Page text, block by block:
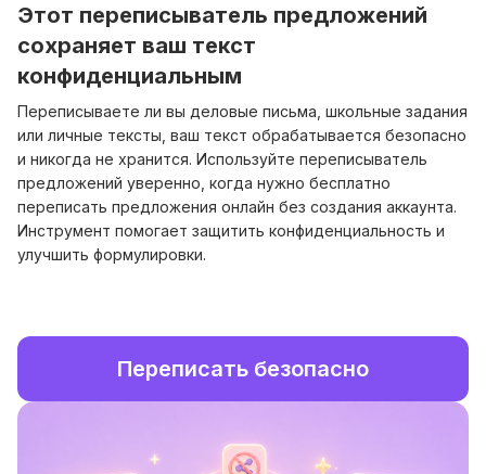
Этот переписыватель предложений
сохраняет ваш текст
конфиденциальным
Переписываете ли вы деловые письма, школьные задания
или личные тексты, ваш текст обрабатывается безопасно
и никогда не хранится. Используйте переписыватель
предложений уверенно, когда нужно бесплатно
переписать предложения онлайн без создания аккаунта.
Инструмент помогает защитить конфиденциальность и
улучшить формулировки.
Переписать безопасно